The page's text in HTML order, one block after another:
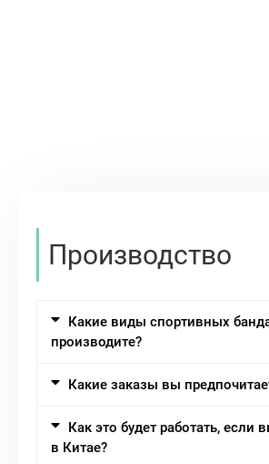
Производство
Какие виды спортивных
производите?
Какие заказы вы
Как это будет работать, если
в Китае?